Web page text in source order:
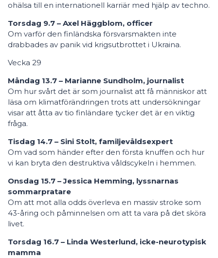
ohälsa till en internationell karriär med hjälp av techno.
Torsdag 9.7 – Axel Häggblom, officer
Om varför den finländska försvarsmakten inte
drabbades av panik vid krigsutbrottet i Ukraina.
Vecka 29
Måndag 13.7 – Marianne Sundholm, journalist
Om hur svårt det är som journalist att få människor att
läsa om klimatförändringen trots att undersökningar
visar att åtta av tio finländare tycker det är en viktig
fråga.
Tisdag 14.7 – Sini Stolt, familjevåldsexpert
Om vad som händer efter den första knuffen och hur
vi kan bryta den destruktiva våldscykeln i hemmen.
Onsdag 15.7 – Jessica Hemming, lyssnarnas
sommarpratare
Om att mot alla odds överleva en massiv stroke som
43-åring och påminnelsen om att ta vara på det sköra
livet.
Torsdag 16.7 – Linda Westerlund, icke-neurotypisk
mamma